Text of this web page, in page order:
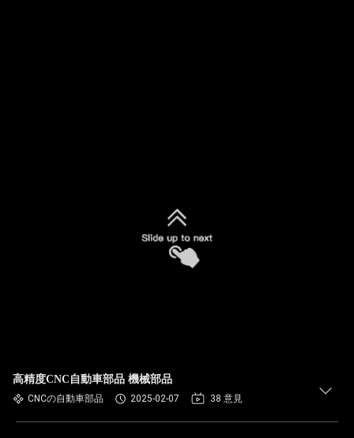
高精度CNC自動車部品 機械部品
CNCの自動車部品 2025-02-07 38 意見